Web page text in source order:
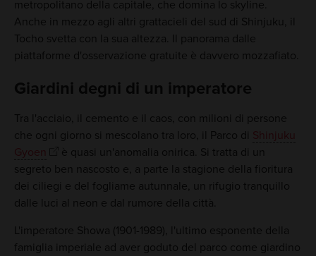
metropolitano della capitale, che domina lo skyline.
Anche in mezzo agli altri grattacieli del sud di Shinjuku, il
Tocho svetta con la sua altezza. Il panorama dalle
piattaforme d'osservazione gratuite è davvero mozzafiato.
Giardini degni di un imperatore
Tra l'acciaio, il cemento e il caos, con milioni di persone
che ogni giorno si mescolano tra loro, il Parco di Shinjuku
Gyoen
è quasi un'anomalia onirica. Si tratta di un
segreto ben nascosto e, a parte la stagione della fioritura
dei ciliegi e del fogliame autunnale, un rifugio tranquillo
dalle luci al neon e dal rumore della città.
L'imperatore Showa (1901-1989), l'ultimo esponente della
famiglia imperiale ad aver goduto del parco come giardino